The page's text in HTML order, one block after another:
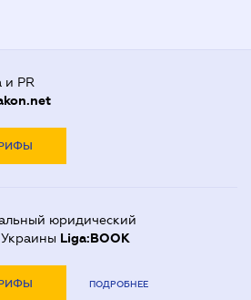
и PR
юридический
Украины Liga:BOOK
ПОДРОБНЕЕ